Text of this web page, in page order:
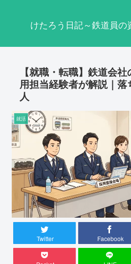
けたろう日記～鉄道員の
【就職・転職】鉄道会
用担当経験者が解説｜落
人
就活
Twitter Facebook